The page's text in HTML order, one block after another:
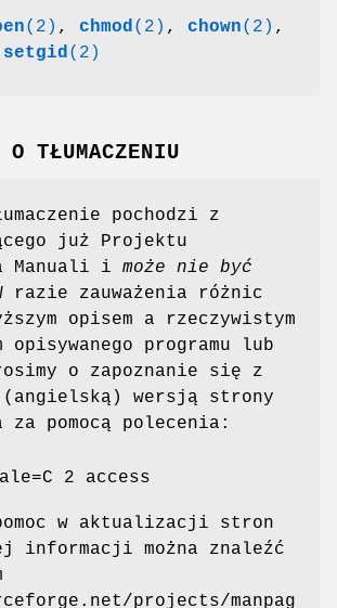
(2) , chmod (2) , chown(2) ,
setgid (2)
O TŁUMACZENIU
pochodzi z
już Projektu
Manuali i może nie być
razie zauważenia różnic
opisem a rzeczywistym
opisywanego programu lub
o zapoznanie się z
wersją strony
za pomocą polecenia:
2 access
w aktualizacji stron
informacji można znaleźć
projects/manpag